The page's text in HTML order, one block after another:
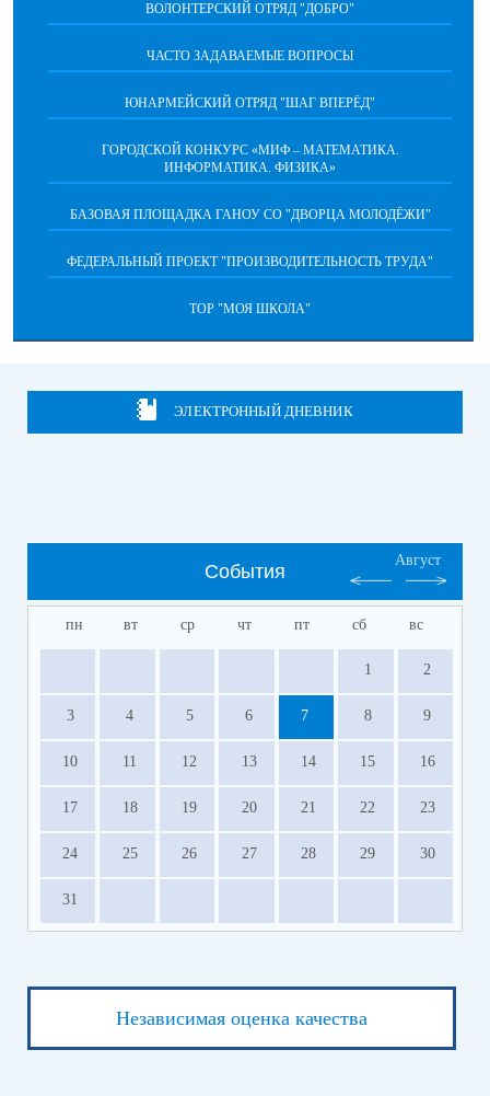
ВОЛОНТЕРСКИЙ ОТРЯД "ДОБРО"
ЧАСТО ЗАДАВАЕМЫЕ ВОПРОСЫ
ЮНАРМЕЙСКИЙ ОТРЯД "ШАГ ВПЕРËД"
ГОРОДСКОЙ КОНКУРС «МИФ – МАТЕМАТИКА.
ИНФОРМАТИКА. ФИЗИКА»
БАЗОВАЯ ПЛОЩАДКА ГАНОУ СО "ДВОРЦА МОЛОДЁЖИ"
ФЕДЕРАЛЬНЫЙ ПРОЕКТ "ПРОИЗВОДИТЕЛЬНОСТЬ ТРУДА"
ТОР "МОЯ ШКОЛА"
ЭЛЕКТРОННЫЙ ДНЕВНИК
События
Август
пн вт ср чт пт сб вс
1 2
3 4 5 6 7 8 9
10 11 12 13 14 15 16
17 18 19 20 21 22 23
24 25 26 27 28 29 30
31
Независимая оценка качества